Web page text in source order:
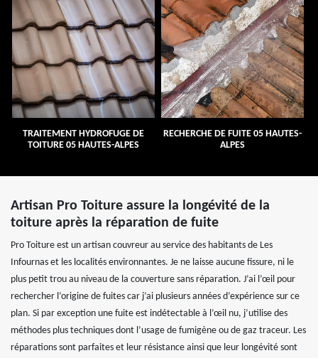
TRAITEMENT HYDROFUGE DE
TOITURE 05 HAUTES-ALPES
RECHERCHE DE FUITE 05 HAUTES-
ALPES
Artisan Pro Toiture assure la longévité de la
toiture après la réparation de fuite
Pro Toiture est un artisan couvreur au service des habitants de Les
Infournas et les localités environnantes. Je ne laisse aucune fissure, ni le
plus petit trou au niveau de la couverture sans réparation. J’ai l’œil pour
rechercher l’origine de fuites car j’ai plusieurs années d’expérience sur ce
plan. Si par exception une fuite est indétectable à l’œil nu, j’utilise des
méthodes plus techniques dont l’usage de fumigène ou de gaz traceur. Les
réparations sont parfaites et leur résistance ainsi que leur longévité sont